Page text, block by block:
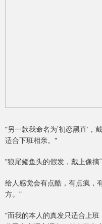
"另一款我命名为’初恋黑直‘，
适合下班相亲。"
"狼尾鲻鱼头的假发，戴上像摘
给人感觉会有点酷，有点疯，
方。"
"而我的本人的真发只适合上